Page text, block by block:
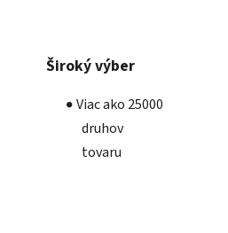
Široký výber
Viac ako 25000
druhov
tovaru